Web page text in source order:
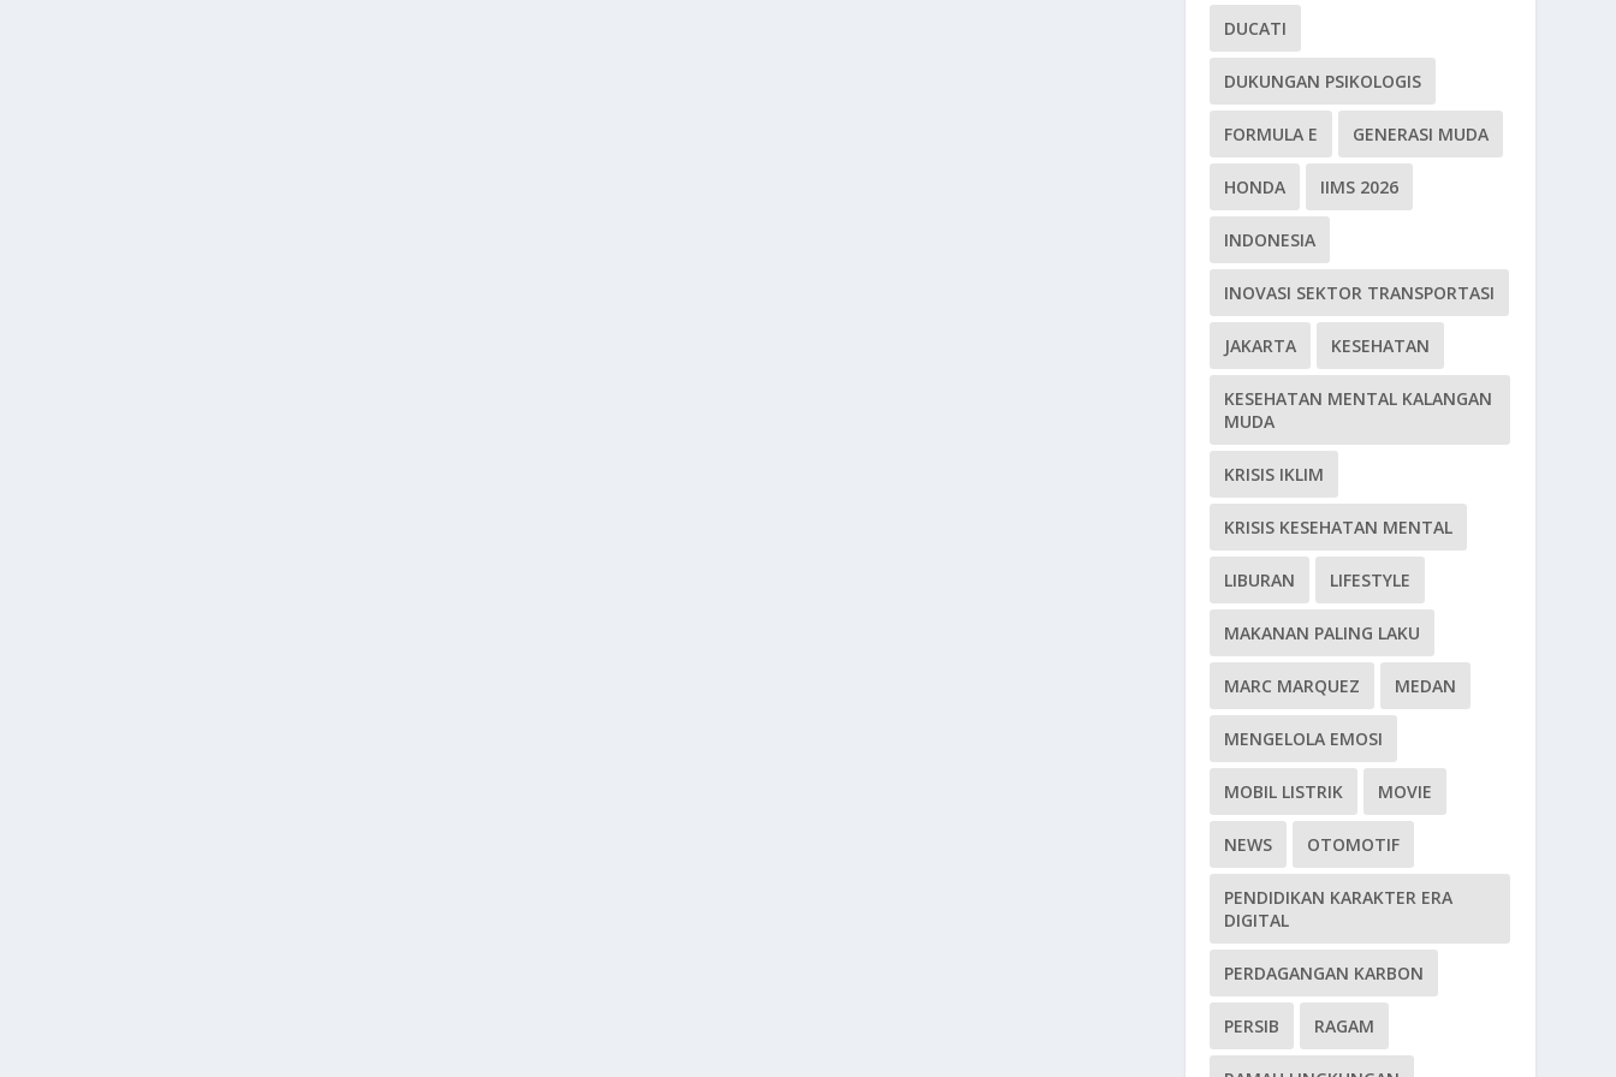
DUCATI
DUKUNGAN PSIKOLOGIS
FORMULA E GENERASI MUDA
HONDA IIMS 2026
INDONESIA
INOVASI SEKTOR TRANSPORTASI
JAKARTA KESEHATAN
KESEHATAN MENTAL KALANGAN
MUDA
KRISIS IKLIM
KRISIS KESEHATAN MENTAL
LIBURAN LIFESTYLE
MAKANAN PALING LAKU
MARC MARQUEZ MEDAN
MENGELOLA EMOSI
MOBIL LISTRIK MOVIE
NEWS OTOMOTIF
PENDIDIKAN KARAKTER ERA
DIGITAL
PERDAGANGAN KARBON
PERSIB RAGAM